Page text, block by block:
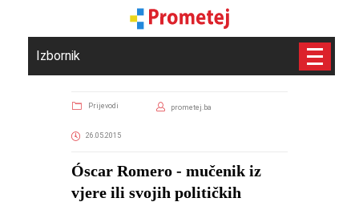
Izbornik
Prijevodi prometej.ba
26.05.2015
Óscar Romero - mučenik iz
vjere ili svojih političkih